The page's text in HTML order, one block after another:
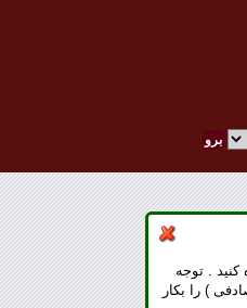
کنید . توجه
) را بکار